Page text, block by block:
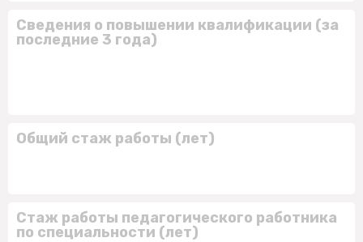
Сведения о повышении квалификации (за
последние 3 года)
Общий стаж работы (лет)
Стаж работы педагогического работника
по специальности (лет)